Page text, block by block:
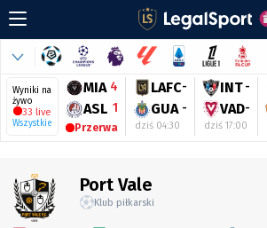
Wyniki na
żywo
33 live
Wszystkie
MIA 4
ASL 1
Przerwa
LAFC-
GUA -
dziś 04:30
INT-
VAD-
dziś 17:00
Port Vale
Klub piłkarski